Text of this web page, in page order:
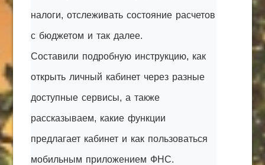
налоги, отслеживать состояние расчетов
с бюджетом и так далее.
Составили подробную инструкцию, как
открыть личный кабинет через разные
доступные сервисы, а также
рассказываем, какие функции
предлагает кабинет и как пользоваться
мобильным приложением ФНС.